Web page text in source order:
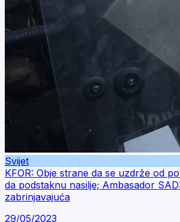
Svijet
KFOR: Obje strane da se uzdrže od
da podstaknu nasilje; Ambasador
zabrinjavajuća
29/05/2023